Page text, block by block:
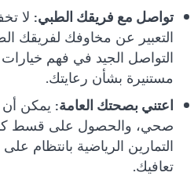
تواصل مع فريقك الطبي: لا
التعبير عن مخاوفك لفريقك
التواصل الجيد في فهم خيارات
مستنيرة بشأن رعايتك.
اعتني بصحتك العامة: يمكن أن
صحي، والحصول على قسط
التمارين الرياضية بانتظام
تعافيك.